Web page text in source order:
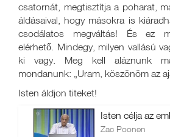
csatornát, megtisztítja a poharat,
áldásaival, hogy másokra is
csodálatos megváltás! És ez
elérhető. Mindegy, milyen vallású
ki vagy. Meg kell aláznunk
mondanunk: „Uram, köszönöm az
Isten áldjon titeket!
Isten célja az
Zac Poonen